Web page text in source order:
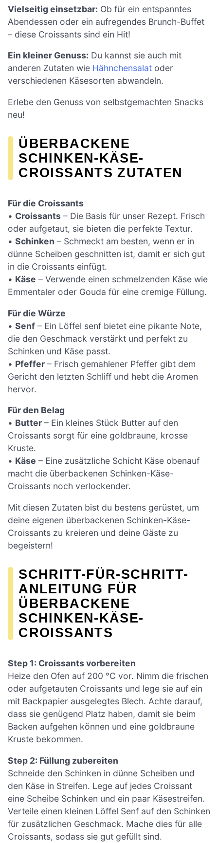
Vielseitig einsetzbar: Ob für ein entspanntes
Abendessen oder ein aufregendes Brunch-Buffet
– diese Croissants sind ein Hit!
Ein kleiner Genuss: Du kannst sie auch mit
anderen Zutaten wie Hähnchensalat oder
verschiedenen Käsesorten abwandeln.
Erlebe den Genuss von selbstgemachten Snacks
neu!
ÜBERBACKENE
SCHINKEN-KÄSE-
CROISSANTS ZUTATEN
Für die Croissants
• Croissants – Die Basis für unser Rezept. Frisch
oder aufgetaut, sie bieten die perfekte Textur.
• Schinken – Schmeckt am besten, wenn er in
dünne Scheiben geschnitten ist, damit er sich gut
in die Croissants einfügt.
• Käse – Verwende einen schmelzenden Käse wie
Emmentaler oder Gouda für eine cremige Füllung.
Für die Würze
• Senf – Ein Löffel senf bietet eine pikante Note,
die den Geschmack verstärkt und perfekt zu
Schinken und Käse passt.
• Pfeffer – Frisch gemahlener Pfeffer gibt dem
Gericht den letzten Schliff und hebt die Aromen
hervor.
Für den Belag
• Butter – Ein kleines Stück Butter auf den
Croissants sorgt für eine goldbraune, krosse
Kruste.
• Käse – Eine zusätzliche Schicht Käse obenauf
macht die überbackenen Schinken-Käse-
Croissants noch verlockender.
Mit diesen Zutaten bist du bestens gerüstet, um
deine eigenen überbackenen Schinken-Käse-
Croissants zu kreieren und deine Gäste zu
begeistern!
SCHRITT-FÜR-SCHRITT-
ANLEITUNG FÜR
ÜBERBACKENE
SCHINKEN-KÄSE-
CROISSANTS
Step 1: Croissants vorbereiten
Heize den Ofen auf 200 °C vor. Nimm die frischen
oder aufgetauten Croissants und lege sie auf ein
mit Backpapier ausgelegtes Blech. Achte darauf,
dass sie genügend Platz haben, damit sie beim
Backen aufgehen können und eine goldbraune
Kruste bekommen.
Step 2: Füllung zubereiten
Schneide den Schinken in dünne Scheiben und
den Käse in Streifen. Lege auf jedes Croissant
eine Scheibe Schinken und ein paar Käsestreifen.
Verteile einen kleinen Löffel Senf auf den Schinken
für zusätzlichen Geschmack. Mache dies für alle
Croissants, sodass sie gut gefüllt sind.